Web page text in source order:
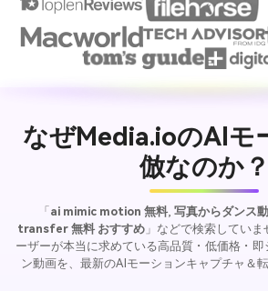
なぜMedia.ioのAIモ
倣なのか？
「ai mimic motion 無料, 写真からダンス
transfer 無料 おすすめ」などで検索していま
ーザーが本当に求めている高品質・低価格・即
ン動画を、最新のAIモーションキャプチャ＆